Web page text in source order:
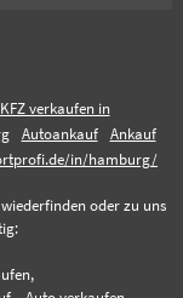
KFZ verkaufen in
Autoankauf
Ankauf
in/hamburg/
oder zu uns